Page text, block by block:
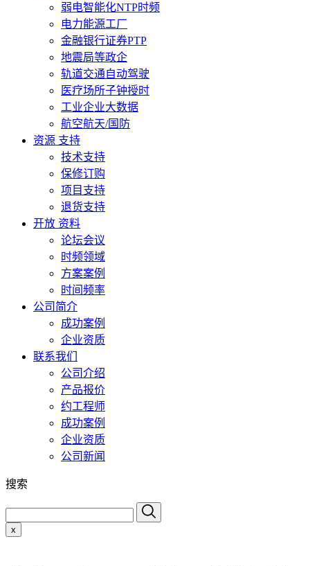
弱电智能化NTP时频
电力能源工厂
金融银行证券PTP
地震局等政企
轨道交通自动驾驶
医疗场所子钟授时
工业企业大数据
航空航天/国防
资源 支持
技术支持
保修订购
项目支持
退货支持
开放 资料
论坛会议
时频领域
方案案例
时间频率
公司简介
成功案例
企业资质
联系我们
公司介绍
产品报价
约工程师
成功案例
企业资质
公司新闻
搜索
x